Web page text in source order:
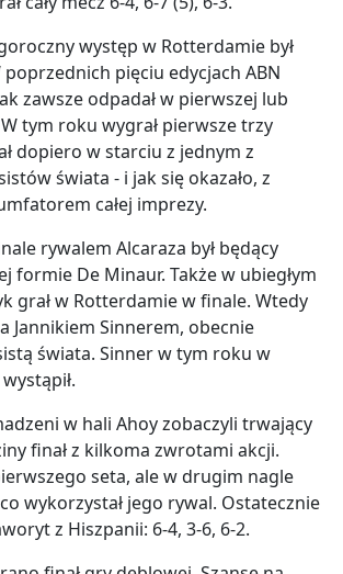
występ w Rotterdamie był
poprzednich pięciu edycjach ABN
zawsze odpadał w pierwszej lub
tym roku wygrał pierwsze trzy
dopiero w starciu z jednym z
świata - i jak się okazało, z
całej imprezy.
rywalem Alcaraza był będący
formie De Minaur. Także w ubiegłym
grał w Rotterdamie w finale. Wtedy
Jannikiem Sinnerem, obecnie
świata. Sinner w tym roku w
w hali Ahoy zobaczyli trwający
finał z kilkoma zwrotami akcji.
seta, ale w drugim nagle
wykorzystał jego rywal. Ostatecznie
z Hiszpanii: 6-4, 3-6, 6-2.